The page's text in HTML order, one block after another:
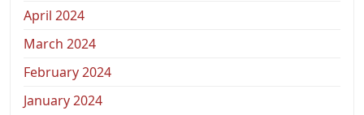
April 2024
March 2024
February 2024
January 2024